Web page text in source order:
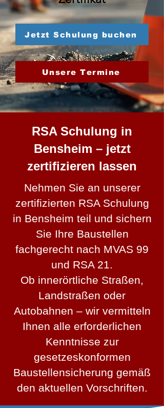
Jetzt Schulung buchen
Unsere Termine
RSA Schulung in
Bensheim – jetzt
zertifizieren lassen
Nehmen Sie an unserer
zertifizierten RSA Schulung
in Bensheim teil und sichern
Sie Ihre Baustellen
fachgerecht nach MVAS 99
und RSA 21.
Ob innerörtliche Straßen,
Landstraßen oder
Autobahnen – wir vermitteln
Ihnen alle erforderlichen
Kenntnisse zur
gesetzeskonformen
Baustellensicherung gemäß
den aktuellen Vorschriften.